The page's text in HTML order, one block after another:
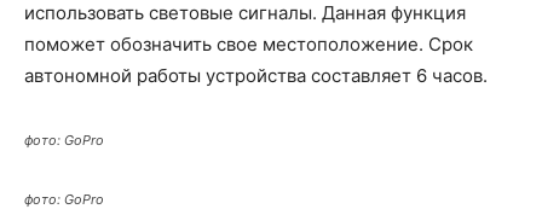
использовать световые сигналы. Данная функция
поможет обозначить свое местоположение. Срок
автономной работы устройства составляет 6 часов.
фото: GoPro
фото: GoPro